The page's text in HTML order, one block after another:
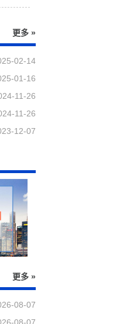
更多 »
02-14
01-16
11-26
11-26
12-07
更多 »
08-07
08-07